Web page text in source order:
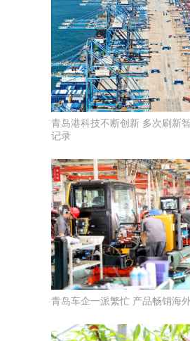
青岛港科技不断创新 多次刷新
记录
青岛车企一派繁忙 产品畅销海